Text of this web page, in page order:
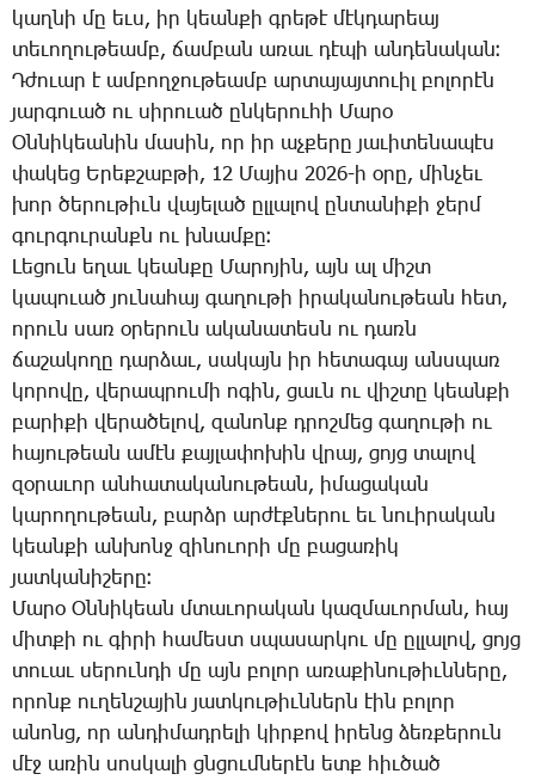
կաղ­նի մը եւս, իր կեան­քի գրե­թէ մէկ­դա­րեայ
տե­ւո­ղու­թեամբ, ճամ­բան ա­ռաւ դէ­պի ան­դե­նա­կան։
Դ­ժո­ւար է ամ­բող­ջու­թեամբ ար­տա­յայ­տո­ւիլ բո­լո­րէն
յար­գո­ւած ու սի­րո­ւած ըն­կե­րու­հի ­Մա­րօ
Օն­նի­կեա­նին մա­սին, որ իր աչ­քե­րը յա­ւի­տե­նա­պէս
փա­կեց Ե­րեք­շաբ­թի, 12 ­Մա­յիս 2026-ի օ­րը, մին­չեւ
խոր ծե­րու­թիւն վա­յե­լած ըլ­լա­լով ըն­տա­նի­քի ջերմ
գուր­գու­րանքն ու խնամ­քը։
­Լե­ցուն ե­ղաւ կեան­քը ­Մա­րո­յին, այն ալ միշտ
կա­պո­ւած յու­նա­հայ գա­ղու­թի ի­րա­կա­նու­թեան հետ,
ո­րուն սառ օ­րե­րուն ա­կա­նա­տեսն ու դառն
ճա­շա­կո­ղը դար­ձաւ, սա­կայն իր հե­տա­գայ անս­պառ
կո­րո­վը, վե­րապ­րու­մի ո­գին, ցաւն ու վիշ­տը կեան­քի
բա­րի­քի վե­րա­ծե­լով, զա­նոնք դրոշ­մեց գա­ղու­թի ու
հա­յու­թեան ա­մէն քայ­լա­փո­խին վրայ, ցոյց տա­լով
զօ­րա­ւոր ան­հա­տա­կա­նու­թեան, ի­մա­ցա­կան
կա­րո­ղու­թեան, բարձր ար­ժէք­նե­րու եւ նուի­րա­կան
կեան­քի ան­խոնջ զի­նո­ւո­րի մը բա­ցա­ռիկ
յատ­կա­նիշ­ե­րը։
­Մա­րօ Օն­նի­կեան մտա­ւո­րա­կան կազ­մա­ւոր­ման, հայ
միտ­քի ու գի­րի հա­մեստ սպա­սար­կու մը ըլ­լա­լով, ցոյց
տո­ւաւ սե­րուն­դի մը այն բո­լոր ա­ռա­քի­նու­թիւն­նե­րը,
ո­րոնք ու­ղեն­շա­յին յատ­կու­թիւն­ներն էին բո­լոր
ա­նոնց, որ ան­դի­մադ­րե­լի կիր­քով ի­րենց ձեռ­քե­րուն
մէջ ա­ռին սոս­կա­լի ցնցում­նե­րէն ետք հիւ­ծած